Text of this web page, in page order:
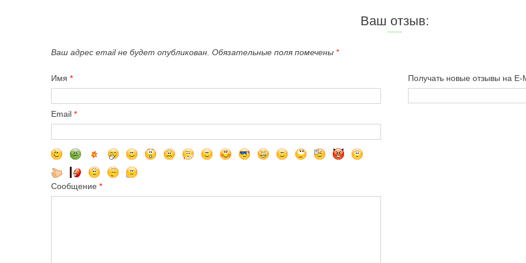
Ваш отзыв:
Ваш адрес email не будет опубликован. Обязательные поля помечены *
Имя *
Email *
Сообщение *
Получать новые отзывы на E-